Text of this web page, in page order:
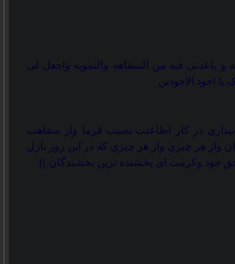
و باعدنی فیه من السفاهه والتمویه واجعل لی
اجود الاجودین
در کار اطاعتت نصیب فرما واز سفاهت
واز هر چیزی واز هر چیزی که در این روز نازل
جود وکرمت ای بخشنده ترین بخشندگان.